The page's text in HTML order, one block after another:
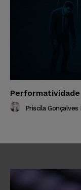
Priscila Gonçalves